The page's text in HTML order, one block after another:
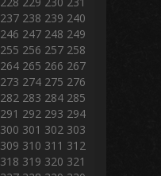
237 238 239 240
246 247 248 249
255 256 257 258
264 265 266 267
273 274 275 276
282 283 284 285
291 292 293 294
300 301 302 303
309 310 311 312
318 319 320 321